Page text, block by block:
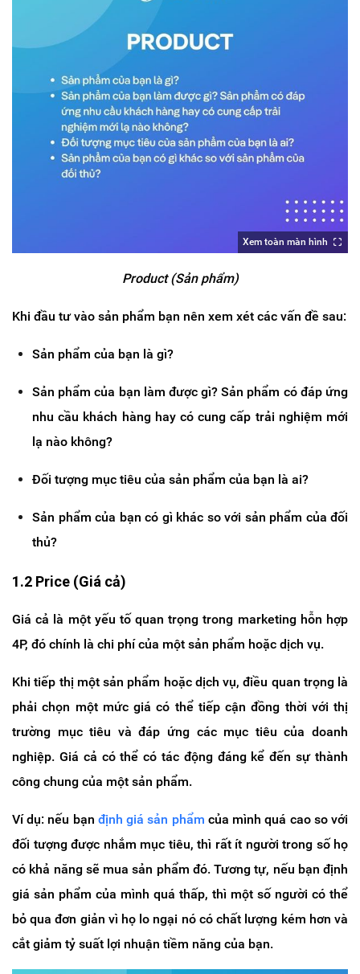
Xem toàn màn hình
Product (Sản phẩm)
Khi đầu tư vào sản phẩm bạn nên xem xét các vấn đề sau:
Sản phẩm của bạn là gì?
Sản phẩm của bạn làm được gì? Sản phẩm có đáp ứng
nhu cầu khách hàng hay có cung cấp trải nghiệm mới
lạ nào không?
Đối tượng mục tiêu của sản phẩm của bạn là ai?
Sản phẩm của bạn có gì khác so với sản phẩm của đối
thủ?
1.2 Price (Giá cả)
Giá cả là một yếu tố quan trọng trong marketing hỗn hợp
4P, đó chính là chi phí của một sản phẩm hoặc dịch vụ.
Khi tiếp thị một sản phẩm hoặc dịch vụ, điều quan trọng là
phải chọn một mức giá có thể tiếp cận đồng thời với thị
trường mục tiêu và đáp ứng các mục tiêu của doanh
nghiệp. Giá cả có thể có tác động đáng kể đến sự thành
công chung của một sản phẩm.
Ví dụ: nếu bạn định giá sản phẩm của mình quá cao so với
đối tượng được nhắm mục tiêu, thì rất ít người trong số họ
có khả năng sẽ mua sản phẩm đó. Tương tự, nếu bạn định
giá sản phẩm của mình quá thấp, thì một số người có thể
bỏ qua đơn giản vì họ lo ngại nó có chất lượng kém hơn và
cắt giảm tỷ suất lợi nhuận tiềm năng của bạn.